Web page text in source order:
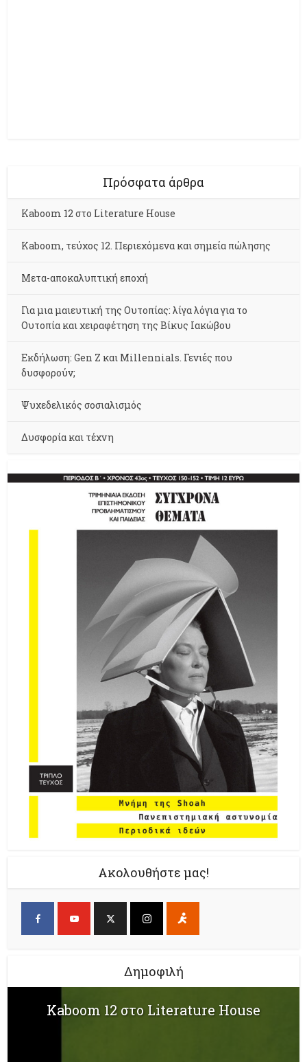
Πρόσφατα άρθρα
Kaboom 12 στο Literature House
Kaboom, τεύχος 12. Περιεχόμενα και σημεία πώλησης
Μετα-αποκαλυπτική εποχή
Για μια μαιευτική της Ουτοπίας: λίγα λόγια για το
Ουτοπία και χειραφέτηση της Βίκυς Ιακώβου
Εκδήλωση: Gen Z και Millennials. Γενιές που
δυσφορούν;
Ψυχεδελικός σοσιαλισμός
Δυσφορία και τέχνη
Ακολουθήστε μας!
Δημοφιλή
Kaboom 12 στο Literature House